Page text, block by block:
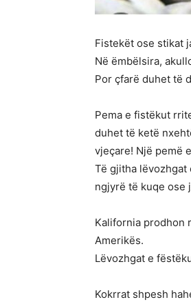
Fistekët ose stikat
Në ëmbëlsira,
Por çfarë duhet të
Pema e fistëkut
duhet të ketë
vjeçare! Një pemë
Të gjitha
ngjyrë të kuqe ose
Kalifornia prodhon
Amerikës.
Lëvozhgat e
Kokrrat shpesh